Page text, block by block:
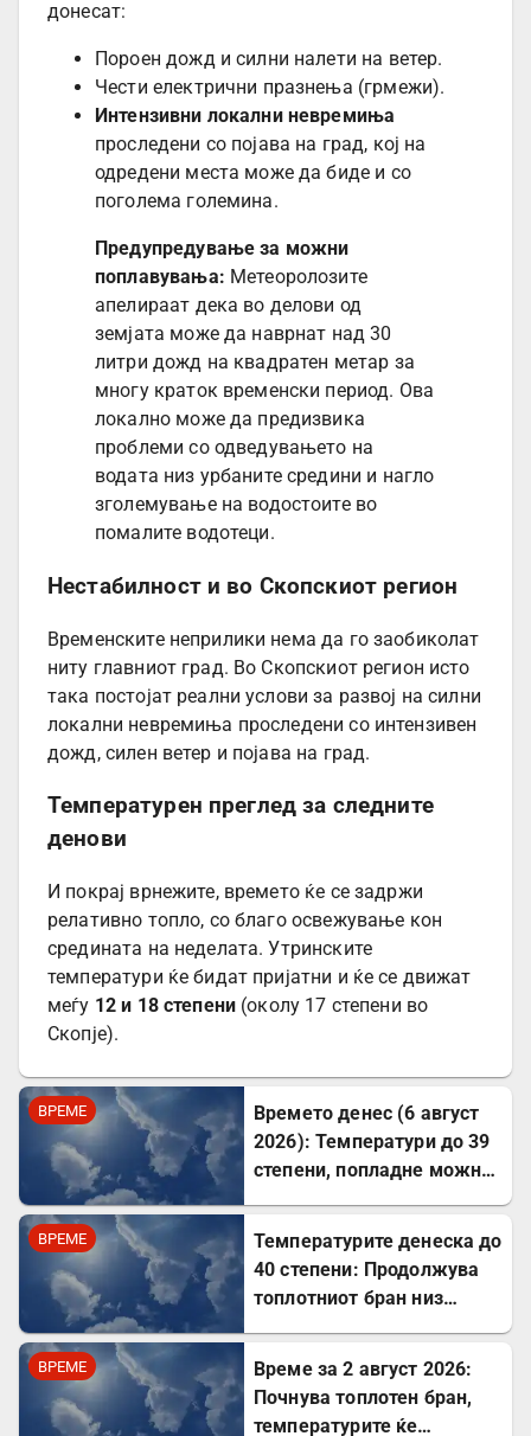
донесат:
Пороен дожд и силни налети на ветер.
Чести електрични празнења (грмежи).
Интензивни локални невремиња
проследени со појава на град, кој на
одредени места може да биде и со
поголема големина.
Предупредување за можни
поплавувања: Метеоролозите
апелираат дека во делови од
земјата може да наврнат над 30
литри дожд на квадратен метар за
многу краток временски период. Ова
локално може да предизвика
проблеми со одведувањето на
водата низ урбаните средини и нагло
зголемување на водостоите во
помалите водотеци.
Нестабилност и во Скопскиот регион
Временските неприлики нема да го заобиколат
ниту главниот град. Во Скопскиот регион исто
така постојат реални услови за развој на силни
локални невремиња проследени со интензивен
дожд, силен ветер и појава на град.
Температурен преглед за следните
денови
И покрај врнежите, времето ќе се задржи
релативно топло, со благо освежување кон
средината на неделата. Утринските
температури ќе бидат пријатни и ќе се движат
меѓу 12 и 18 степени (околу 17 степени во
Скопје).
ВРЕМЕ
Времето денес (6 август
2026): Температури до 39
степени, попладне можни
ВРЕМЕ
Температурите денеска до
40 степени: Продолжува
топлотниот бран низ
ВРЕМЕ
Време за 2 август 2026:
Почнува топлотен бран,
температурите ќе